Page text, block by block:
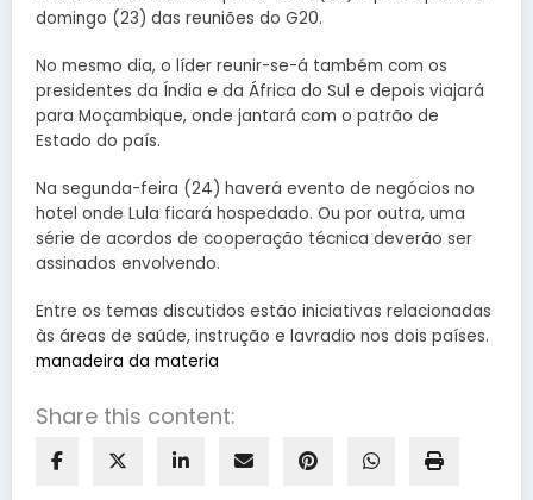
domingo (23) das reuniões do G20.
No mesmo dia, o líder reunir-se-á também com os
presidentes da Índia e da África do Sul e depois viajará
para Moçambique, onde jantará com o patrão de
Estado do país.
Na segunda-feira (24) haverá evento de negócios no
hotel onde Lula ficará hospedado. Ou por outra, uma
série de acordos de cooperação técnica deverão ser
assinados envolvendo.
Entre os temas discutidos estão iniciativas relacionadas
às áreas de saúde, instrução e lavradio nos dois países.
manadeira da materia
Share this content: